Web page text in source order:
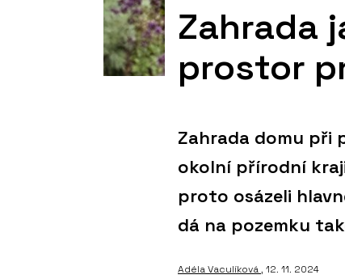
Zahrada
prostor
Zahrada domu při
okolní přírodní
proto osázeli
dá na pozemku
Adéla Vaculíková, 12. 11. 2024